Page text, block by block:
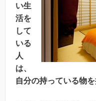
い生
活を
して
いる
人
は、
自分の持っている物を